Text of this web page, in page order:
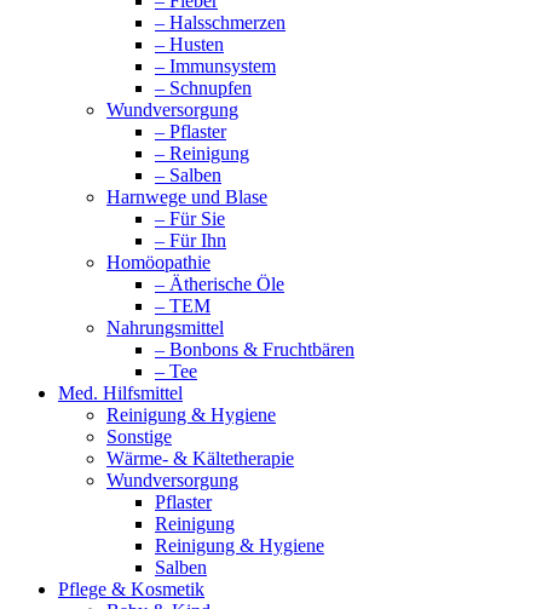
– Halsschmerzen
– Husten
– Immunsystem
– Schnupfen
Wundversorgung
– Pflaster
– Reinigung
– Salben
Harnwege und Blase
– Für Sie
– Für Ihn
Homöopathie
– Ätherische Öle
– TEM
Nahrungsmittel
– Bonbons & Fruchtbären
– Tee
Med. Hilfsmittel
Reinigung & Hygiene
Sonstige
Wärme- & Kältetherapie
Wundversorgung
Pflaster
Reinigung
Reinigung & Hygiene
Salben
Pflege & Kosmetik